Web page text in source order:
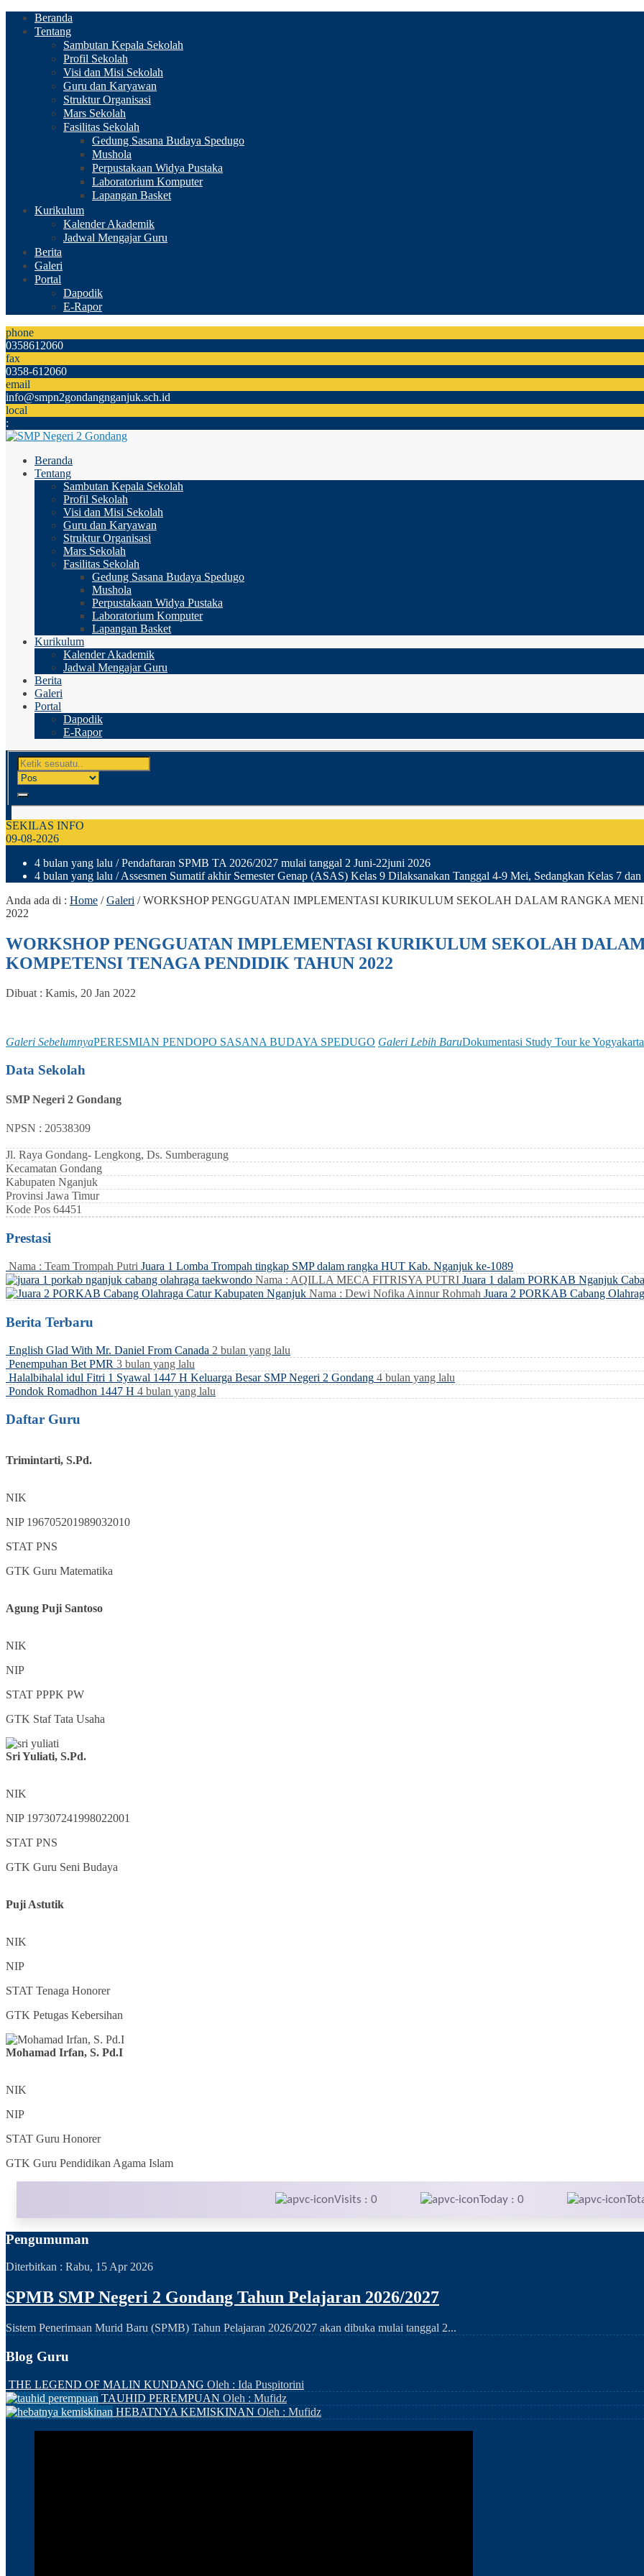
Beranda
Tentang
Sambutan Kepala Sekolah
Profil Sekolah
Visi dan Misi Sekolah
Guru dan Karyawan
Struktur Organisasi
Mars Sekolah
Fasilitas Sekolah
Gedung Sasana Budaya Spedugo
Mushola
Perpustakaan Widya Pustaka
Laboratorium Komputer
Lapangan Basket
Kurikulum
Kalender Akademik
Jadwal Mengajar Guru
Berita
Galeri
Portal
Dapodik
E-Rapor
phone
0358612060
fax
0358-612060
email
info@smpn2gondangnganjuk.sch.id
local
:
Beranda
Tentang
Sambutan Kepala Sekolah
Profil Sekolah
Visi dan Misi Sekolah
Guru dan Karyawan
Struktur Organisasi
Mars Sekolah
Fasilitas Sekolah
Gedung Sasana Budaya Spedugo
Mushola
Perpustakaan Widya Pustaka
Laboratorium Komputer
Lapangan Basket
Kurikulum
Kalender Akademik
Jadwal Mengajar Guru
Berita
Galeri
Portal
Dapodik
E-Rapor
SEKILAS INFO
09-08-2026
4 bulan yang lalu / Pendaftaran SPMB TA 2026/2027 mulai tanggal 2 Juni-22juni 2026
4 bulan yang lalu / Assesmen Sumatif akhir Semester Genap (ASAS) Kelas 9 Dilaksanakan Tanggal 4-9 Mei, Sedangkan Kelas 7
Anda ada di : Home /Galeri /WORKSHOP PENGGUATAN IMPLEMENTASI KURIKULUM SEKOLAH DALAM RANGKA
2022
WORKSHOP PENGGUATAN IMPLEMENTASI KURIKULUM SEKOLAH
KOMPETENSI TENAGA PENDIDIK TAHUN 2022
Dibuat : Kamis, 20 Jan 2022
Galeri SebelumnyaPERESMIAN PENDOPO SASANA BUDAYA SPEDUGO Galeri Lebih BaruDokumentasi Study Tour ke Yogyakarta
Data Sekolah
SMP Negeri 2 Gondang
NPSN : 20538309
Jl. Raya Gondang- Lengkong, Ds. Sumberagung
Kecamatan Gondang
Kabupaten Nganjuk
Provinsi Jawa Timur
Kode Pos 64451
Prestasi
Nama : Team Trompah Putri Juara 1 Lomba Trompah tingkap SMP dalam rangka HUT Kab. Nganjuk ke-1089
Nama : AQILLA MECA FITRISYA PUTRI Juara 1 dalam PORKAB Nganjuk
Nama : Dewi Nofika Ainnur Rohmah Juara 2 PORKAB Cabang
Berita Terbaru
English Glad With Mr. Daniel From Canada 2 bulan yang lalu
Penempuhan Bet PMR 3 bulan yang lalu
Halalbihalal idul Fitri 1 Syawal 1447 H Keluarga Besar SMP Negeri 2 Gondang 4 bulan yang lalu
Pondok Romadhon 1447 H 4 bulan yang lalu
Daftar Guru
Trimintarti, S.Pd.
NIK
NIP 196705201989032010
STAT PNS
GTK Guru Matematika
Agung Puji Santoso
NIK
NIP
STAT PPPK PW
GTK Staf Tata Usaha
Sri Yuliati, S.Pd.
NIK
NIP 197307241998022001
STAT PNS
GTK Guru Seni Budaya
Puji Astutik
NIK
NIP
STAT Tenaga Honorer
GTK Petugas Kebersihan
Mohamad Irfan, S. Pd.I
NIK
NIP
STAT Guru Honorer
GTK Guru Pendidikan Agama Islam
Visits : 0 Today : 0
Pengumuman
Diterbitkan : Rabu, 15 Apr 2026
SPMB SMP Negeri 2 Gondang Tahun Pelajaran 2026/2027
Sistem Penerimaan Murid Baru (SPMB) Tahun Pelajaran 2026/2027 akan dibuka mulai tanggal 2...
Blog Guru
THE LEGEND OF MALIN KUNDANG Oleh : Ida Puspitorini
TAUHID PEREMPUAN Oleh : Mufidz
HEBATNYA KEMISKINAN Oleh : Mufidz